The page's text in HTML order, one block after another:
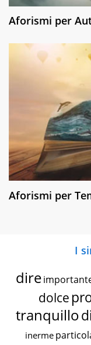
Aforismi per
Aforismi per
I
dire
dolce
tranquillo
inerme